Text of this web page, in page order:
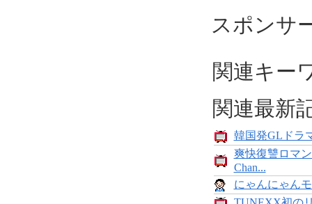
スポンサ
関連キー
関連最新
韓国発GLドラ
爽快復讐ロマ
Chan...
にゃんにゃん